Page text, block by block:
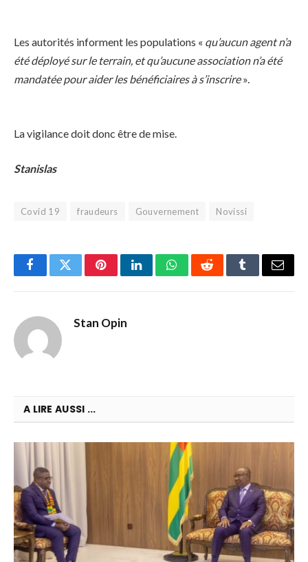
Les autorités informent les populations « qu’aucun agent n’a
été déployé sur le terrain, et qu’aucune association n’a été
mandatée pour aider les bénéficiaires à s’inscrire».
La vigilance doit donc être de mise.
Stanislas
Covid 19 fraudeurs Gouvernement Novissi
FacebookTwitterPinterestLinkedInWhatsAppRedditTumblrEmail
Stan Opin
A LIRE AUSSI ...